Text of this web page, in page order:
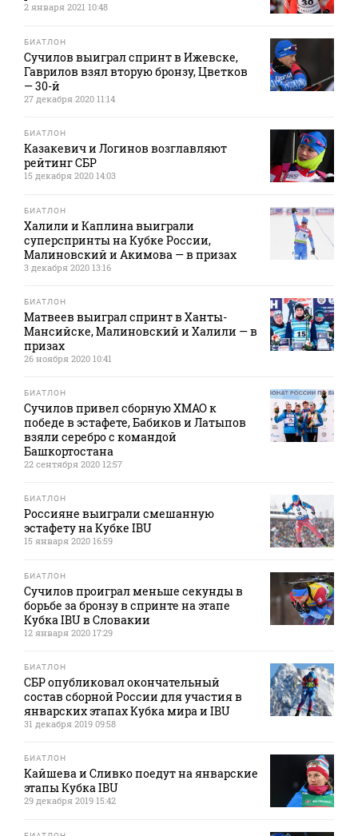
2 января 2021 10:48
БИАТЛОН
Сучилов выиграл спринт в Ижевске,
Гаврилов взял вторую бронзу, Цветков
— 30-й
27 декабря 2020 11:14
БИАТЛОН
Казакевич и Логинов возглавляют
рейтинг СБР
15 декабря 2020 14:03
БИАТЛОН
Халили и Каплина выиграли
суперспринты на Кубке России,
Малиновский и Акимова — в призах
3 декабря 2020 13:16
БИАТЛОН
Матвеев выиграл спринт в Ханты-
Мансийске, Малиновский и Халили — в
призах
26 ноября 2020 10:41
БИАТЛОН
Сучилов привел сборную ХМАО к
победе в эстафете, Бабиков и Латыпов
взяли серебро с командой
Башкортостана
22 сентября 2020 12:57
БИАТЛОН
Россияне выиграли смешанную
эстафету на Кубке IBU
15 января 2020 16:59
БИАТЛОН
Сучилов проиграл меньше секунды в
борьбе за бронзу в спринте на этапе
Кубка IBU в Словакии
12 января 2020 17:29
БИАТЛОН
СБР опубликовал окончательный
состав сборной России для участия в
январских этапах Кубка мира и IBU
31 декабря 2019 09:58
БИАТЛОН
Кайшева и Сливко поедут на январские
этапы Кубка IBU
29 декабря 2019 15:42